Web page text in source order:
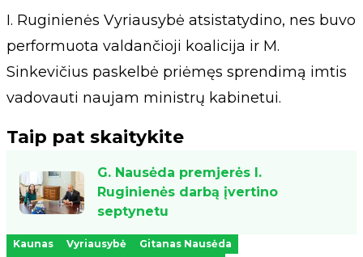
I. Ruginienės Vyriausybė atsistatydino, nes buvo
performuota valdančioji koalicija ir M.
Sinkevičius paskelbė priėmęs sprendimą imtis
vadovauti naujam ministrų kabinetui.
Taip pat skaitykite
G. Nausėda premjerės I.
Ruginienės darbą įvertino
septynetu
Kaunas Vyriausybė
Gitanas Nausėda